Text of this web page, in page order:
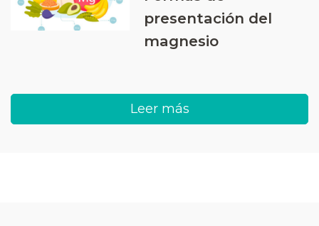
presentación del
magnesio
Leer más